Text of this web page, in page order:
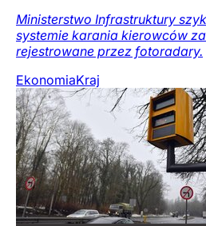
Ministerstwo Infrastruktury
systemie karania kierowców
rejestrowane przez fotoradary.
EkonomiaKraj